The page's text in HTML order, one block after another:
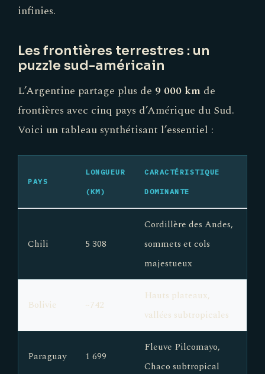
infinies.
Les frontières terrestres : un
puzzle sud-américain
L’Argentine partage plus de 9 000 km de
frontières avec cinq pays d’Amérique du Sud.
Voici un tableau synthétisant l’essentiel :
PAYS
LONGUEUR
(KM)
CARACTÉRISTIQUE
DOMINANTE
Chili 5 308
Cordillère des Andes,
sommets et cols
majestueux
Bolivie ~742
Hauts plateaux,
vallées subtropicales
Paraguay 1 699
Fleuve Pilcomayo,
Chaco subtropical